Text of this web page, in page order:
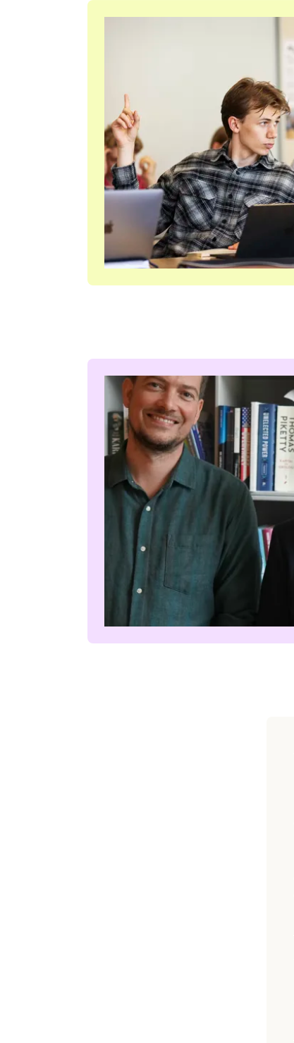
Læs udgivelsen om almendannelse
Hør podcastafsnittet